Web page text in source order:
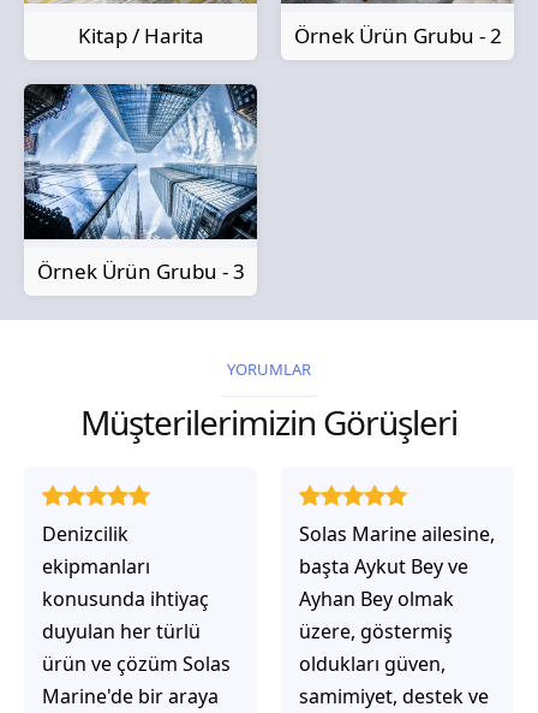
Kitap / Harita Örnek Ürün Grubu - 2
Örnek Ürün Grubu - 3
YORUMLAR
Müşterilerimizin Görüşleri
Solas Marine ailesine,
başta Aykut Bey ve
Ayhan Bey olmak
üzere, göstermiş
oldukları güven,
samimiyet, destek ve
Solas Marine ile
çalıştığınızda,
işlerinin gerçekten
çözüm üretmeye
odaklı olduğunu
hemen fark